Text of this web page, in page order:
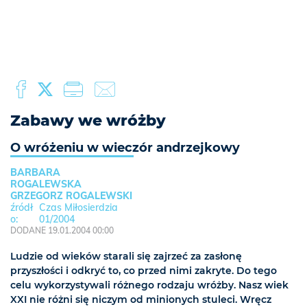
Zabawy we wróżby
O wróżeniu w wieczór andrzejkowy
BARBARA
ROGALEWSKA
GRZEGORZ ROGALEWSKI
Czas Miłosierdzia
01/2004
DODANE 19.01.2004 00:00
Ludzie od wieków starali się zajrzeć za zasłonę
przyszłości i odkryć to, co przed nimi zakryte. Do tego
celu wykorzystywali różnego rodzaju wróżby. Nasz wiek
XXI nie różni się niczym od minionych stuleci. Wręcz